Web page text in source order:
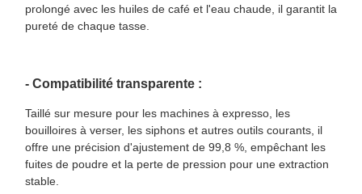
prolongé avec les huiles de café et l'eau chaude, il garantit la
pureté de chaque tasse.
- Compatibilité transparente :
Taillé sur mesure pour les machines à expresso, les
bouilloires à verser, les siphons et autres outils courants, il
offre une précision d'ajustement de 99,8 %, empêchant les
fuites de poudre et la perte de pression pour une extraction
stable.